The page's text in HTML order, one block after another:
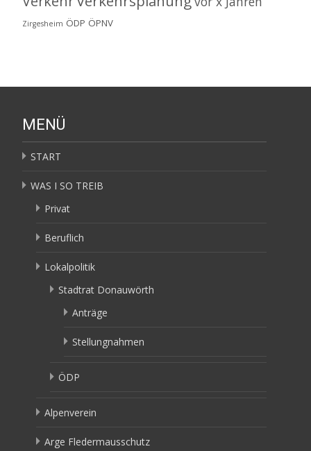
Zirgesheim ÖDP ÖPNV
MENÜ
START
WAS I SO TREIB
Privat
Beruflich
Lokalpolitik
Stadtrat Donauwörth
Anträge
Stellungnahmen
ÖDP
Alpenverein
Arge Fledermausschutz